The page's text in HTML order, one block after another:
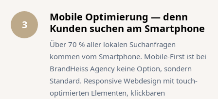
3
Mobile Optimierung — denn
Kunden suchen am Smartphone
Über 70 % aller lokalen Suchanfragen
kommen vom Smartphone. Mobile-First ist bei
BrandHeiss Agency keine Option, sondern
Standard. Responsive Webdesign mit touch-
optimierten Elementen, klickbaren